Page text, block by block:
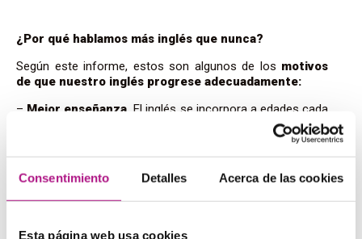
Consentimiento Detalles Acerca de las cookies
Esta página web usa cookies
¿Por qué hablamos más inglés que nunca?
Según este informe, estos son algunos de los motivos
de que nuestro inglés progrese adecuadamente:
– Mejor enseñanza. El inglés se incorpora a edades cada
vez más tempranas en el currículum escolar, desde los
tres años. Además, los colegios e institutos públicos
cuentan con programas bilingües donde los estudiantes
usan el inglés al menos el 30 % del día, ya que asignaturas
como historia, ciencias, educación física o matemáticas
se imparten en esta lengua. El nivel de los profesores
dan clases con nativos.